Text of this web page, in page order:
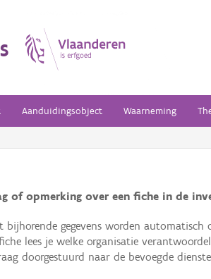
Aanduidingsobject Waarneming
of opmerking over een fiche in de
bijhorende gegevens worden
lees je welke organisatie
doorgestuurd naar de bevoegde